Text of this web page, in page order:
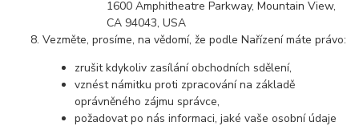
1600 Amphitheatre Parkway, Mountain View,
CA 94043, USA
Vezměte, prosíme, na vědomí, že podle Nařízení máte právo:
zrušit kdykoliv zasílání obchodních sdělení,
vznést námitku proti zpracování na základě
oprávněného zájmu správce,
požadovat po nás informaci, jaké vaše osobní údaje